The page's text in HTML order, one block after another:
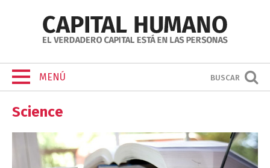
MENÚ BUSCAR
Science